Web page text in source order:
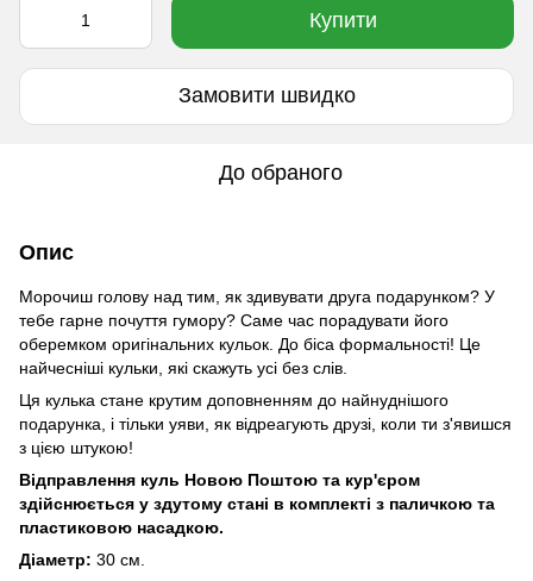
Купити
Замовити швидко
До обраного
Опис
Морочиш голову над тим, як здивувати друга подарунком? У
тебе гарне почуття гумору? Саме час порадувати його
оберемком оригінальних кульок. До біса формальності! Це
найчесніші кульки, які скажуть усі без слів.
Ця кулька стане крутим доповненням до найнуднішого
подарунка, і тільки уяви, як відреагують друзі, коли ти з'явишся
з цією штукою!
Відправлення куль Новою Поштою та кур'єром
здійснюється у здутому стані в комплекті з паличкою та
пластиковою насадкою.
Діаметр: 30 см.